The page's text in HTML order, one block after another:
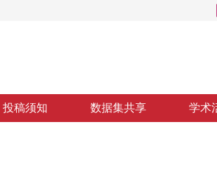
投稿须知 数据集共享 学术